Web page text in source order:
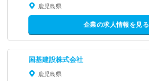
鹿児島県
企業の求人情報を見る
国基建設株式会社
鹿児島県